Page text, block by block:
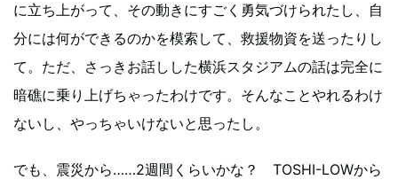
に立ち上がって、その動きにすごく勇気づけられたし、自
分には何ができるのかを模索して、救援物資を送ったりし
て。ただ、さっきお話しした横浜スタジアムの話は完全に
暗礁に乗り上げちゃったわけです。そんなことやれるわけ
ないし、やっちゃいけないと思ったし。
でも、震災から……2週間くらいかな？ TOSHI-LOWから